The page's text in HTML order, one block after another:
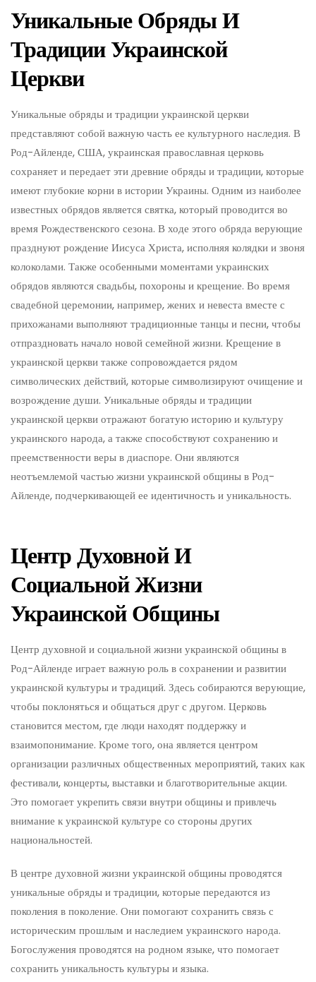
Уникальные Обряды И
Традиции Украинской
Церкви
Уникальные обряды и традиции украинской церкви
представляют собой важную часть ее культурного наследия. В
Род-Айленде, США, украинская православная церковь
сохраняет и передает эти древние обряды и традиции, которые
имеют глубокие корни в истории Украины. Одним из наиболее
известных обрядов является святка, который проводится во
время Рождественского сезона. В ходе этого обряда верующие
празднуют рождение Иисуса Христа, исполняя колядки и звоня
колоколами. Также особенными моментами украинских
обрядов являются свадьбы, похороны и крещение. Во время
свадебной церемонии, например, жених и невеста вместе с
прихожанами выполняют традиционные танцы и песни, чтобы
отпраздновать начало новой семейной жизни. Крещение в
украинской церкви также сопровождается рядом
символических действий, которые символизируют очищение и
возрождение души. Уникальные обряды и традиции
украинской церкви отражают богатую историю и культуру
украинского народа, а также способствуют сохранению и
преемственности веры в диаспоре. Они являются
неотъемлемой частью жизни украинской общины в Род-
Айленде, подчеркивающей ее идентичность и уникальность.
Центр Духовной И
Социальной Жизни
Украинской Общины
Центр духовной и социальной жизни украинской общины в
Род-Айленде играет важную роль в сохранении и развитии
украинской культуры и традиций. Здесь собираются верующие,
чтобы поклоняться и общаться друг с другом. Церковь
становится местом, где люди находят поддержку и
взаимопонимание. Кроме того, она является центром
организации различных общественных мероприятий, таких как
фестивали, концерты, выставки и благотворительные акции.
Это помогает укрепить связи внутри общины и привлечь
внимание к украинской культуре со стороны других
национальностей.
В центре духовной жизни украинской общины проводятся
уникальные обряды и традиции, которые передаются из
поколения в поколение. Они помогают сохранить связь с
историческим прошлым и наследием украинского народа.
Богослужения проводятся на родном языке, что помогает
сохранить уникальность культуры и языка.